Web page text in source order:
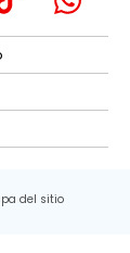
del sitio